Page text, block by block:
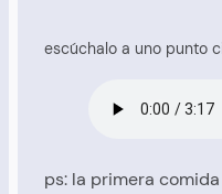
escúchalo a uno punto
ps: la primera